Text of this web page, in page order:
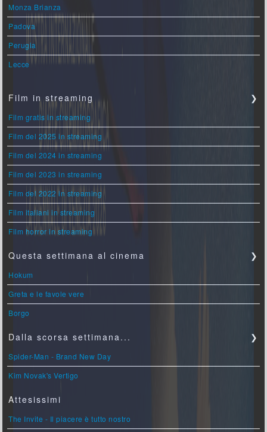
Monza Brianza
Padova
Perugia
Lecce
Film in streaming ❯
Film gratis in streaming
Film del 2025 in streaming
Film del 2024 in streaming
Film del 2023 in streaming
Film del 2022 in streaming
Film italiani in streaming
Film horror in streaming
Questa settimana al cinema ❯
Hokum
Greta e le favole vere
Borgo
Dalla scorsa settimana... ❯
Spider-Man - Brand New Day
Kim Novak's Vertigo
Attesissimi
The Invite - Il piacere è tutto nostro